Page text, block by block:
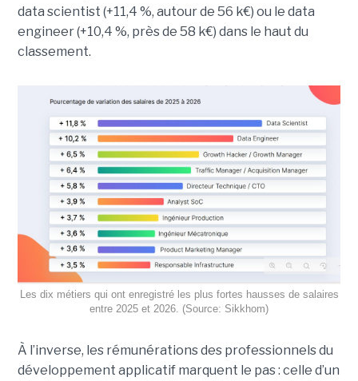
data scientist (+11,4 %, autour de 56 k€) ou le data
engineer (+10,4 %, près de 58 k€) dans le haut du
classement.
Les dix métiers qui ont enregistré les plus fortes hausses de salaires
entre 2025 et 2026. (Source: Sikkhom)
À l’inverse, les rémunérations des professionnels du
développement applicatif marquent le pas : celle d’un